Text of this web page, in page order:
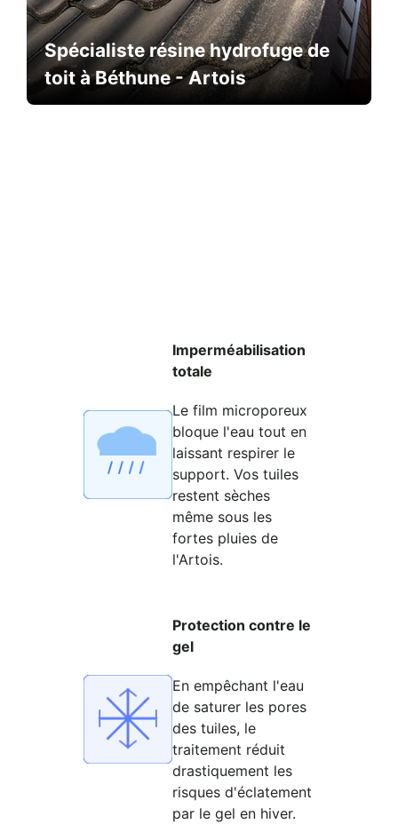
Spécialiste résine hydrofuge de
toit à Béthune - Artois
Imperméabilisation
totale
Le film microporeux
bloque l'eau tout en
laissant respirer le
support. Vos tuiles
restent sèches
même sous les
fortes pluies de
l'Artois.
Protection contre le
gel
En empêchant l'eau
de saturer les pores
des tuiles, le
traitement réduit
drastiquement les
risques d'éclatement
par le gel en hiver.